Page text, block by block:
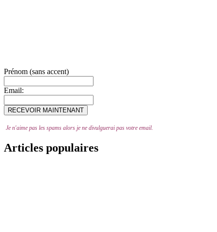
Prénom (sans accent)
Email:
Je n'aime pas les spams alors je ne divulguerai pas votre email.
Articles populaires